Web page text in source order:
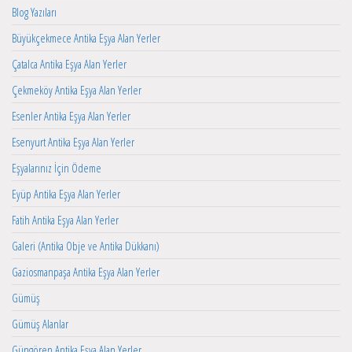
Blog Yazıları
Büyükçekmece Antika Eşya Alan Yerler
Çatalca Antika Eşya Alan Yerler
Çekmeköy Antika Eşya Alan Yerler
Esenler Antika Eşya Alan Yerler
Esenyurt Antika Eşya Alan Yerler
Eşyalarınız İçin Ödeme
Eyüp Antika Eşya Alan Yerler
Fatih Antika Eşya Alan Yerler
Galeri (Antika Obje ve Antika Dükkanı)
Gaziosmanpaşa Antika Eşya Alan Yerler
Gümüş
Gümüş Alanlar